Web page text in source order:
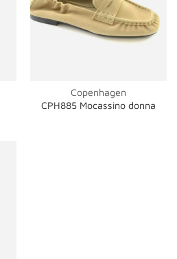
Copenhagen
CPH885 Mocassino donna